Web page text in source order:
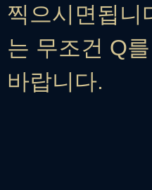
찍으시면됩니
는 무조건 Q
바랍니다.